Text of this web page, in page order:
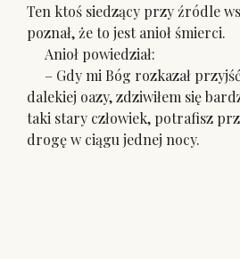
Ten ktoś siedzący przy źródle
poznał, że to jest anioł śmierci.
Anioł powiedział:
– Gdy mi Bóg rozkazał
dalekiej oazy, zdziwiłem się
taki stary człowiek, potrafisz
drogę w ciągu jednej nocy.